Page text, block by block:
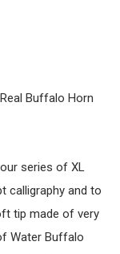
Buffalo Horn
series of XL
calligraphy and to
tip made of very
Water Buffalo